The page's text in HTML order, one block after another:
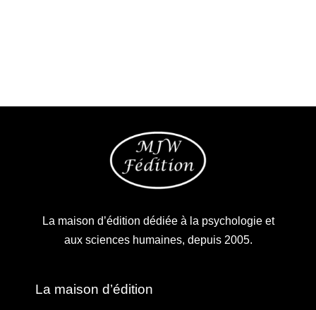
La maison d’édition dédiée à la psychologie et
aux sciences humaines, depuis 2005.
La maison d’édition